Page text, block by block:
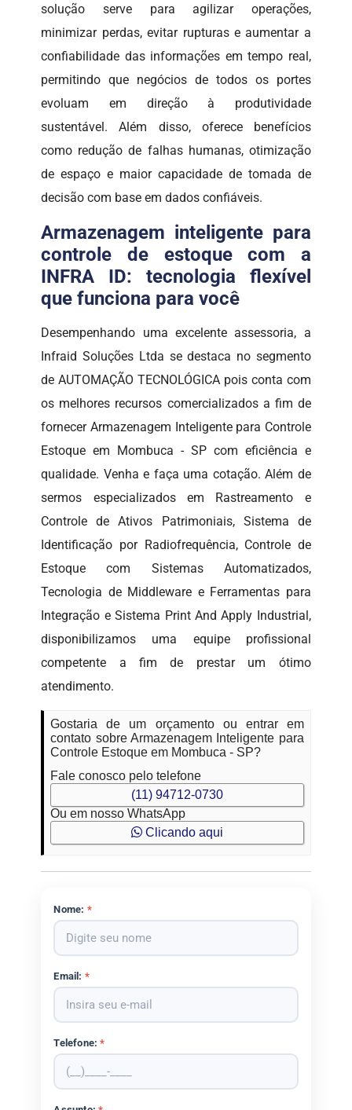
solução serve para agilizar operações,
minimizar perdas, evitar rupturas e aumentar a
confiabilidade das informações em tempo real,
permitindo que negócios de todos os portes
evoluam em direção à produtividade
sustentável. Além disso, oferece benefícios
como redução de falhas humanas, otimização
de espaço e maior capacidade de tomada de
decisão com base em dados confiáveis.
Armazenagem inteligente para
controle de estoque com a
INFRA ID: tecnologia flexível
que funciona para você
Desempenhando uma excelente assessoria, a
Infraid Soluções Ltda se destaca no segmento
de AUTOMAÇÃO TECNOLÓGICA pois conta com
os melhores recursos comercializados a fim de
fornecer Armazenagem Inteligente para Controle
Estoque em Mombuca - SP com eficiência e
qualidade. Venha e faça uma cotação. Além de
sermos especializados em Rastreamento e
Controle de Ativos Patrimoniais, Sistema de
Identificação por Radiofrequência, Controle de
Estoque com Sistemas Automatizados,
Tecnologia de Middleware e Ferramentas para
Integração e Sistema Print And Apply Industrial,
disponibilizamos uma equipe profissional
competente a fim de prestar um ótimo
atendimento.
Gostaria de um orçamento ou entrar em
contato sobre Armazenagem Inteligente para
Controle Estoque em Mombuca - SP?
Fale conosco pelo telefone
(11) 94712-0730
Ou em nosso WhatsApp
Clicando aqui
Nome: *
Email: *
Telefone:*